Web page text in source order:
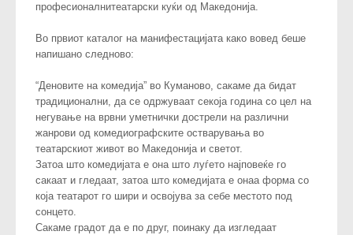
професионалнитеатарски куќи од Македонија.
Во првиот каталог на манифестацијата како вовед беше
напишано следново:
“Деновите на комедија” во Куманово, сакаме да бидат
традиционални, да се одржуваат секоја година со цел на
негување на врвни уметнички дострели на различни
жанрови од комедиографските остварувања во
театарскиот живот во Македонија и светот.
Затоа што комедијата е она што луѓето најповеќе го
сакаат и гледаат, затоа што комедијата е онаа форма со
која театарот го шири и освојува за себе местото под
сонцето.
Сакаме градот да е по друг, поинаку да изгледаат